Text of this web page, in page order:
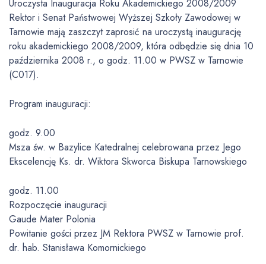
Uroczysta Inauguracja Roku Akademickiego 2008/2009
Rektor i Senat Państwowej Wyższej Szkoły Zawodowej w
Tarnowie mają zaszczyt zaprosić na uroczystą inaugurację
roku akademickiego 2008/2009, która odbędzie się dnia 10
października 2008 r., o godz. 11.00 w PWSZ w Tarnowie
(C017).
Program inauguracji:
godz. 9.00
Msza św. w Bazylice Katedralnej celebrowana przez Jego
Ekscelencję Ks. dr. Wiktora Skworca Biskupa Tarnowskiego
godz. 11.00
Rozpoczęcie inauguracji
Gaude Mater Polonia
Powitanie gości przez JM Rektora PWSZ w Tarnowie prof.
dr. hab. Stanisława Komornickiego